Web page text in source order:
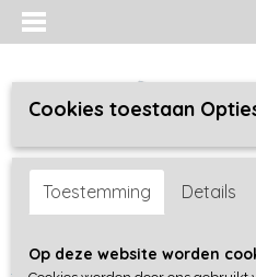
Inloggen Registreren
Home >Uitzicht & landschap
Cookies toestaan
Toestemming Details
Op deze website worden